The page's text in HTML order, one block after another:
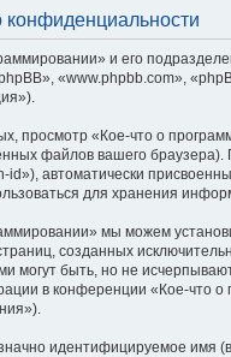
и его
«www.phpbb.com»,
просмотр «Кое-что о
файлов вашего
автоматически
для хранения
мы можем
созданных
могут быть, но не
в конференции «Кое-что
идентифицируемое